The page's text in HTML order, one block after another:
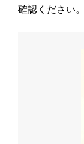
確認ください。